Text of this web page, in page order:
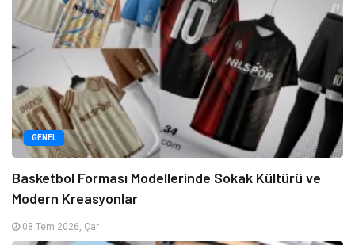
GENEL
Basketbol Forması Modellerinde Sokak Kültürü ve
Modern Kreasyonlar
08 Tem 2026, Çar